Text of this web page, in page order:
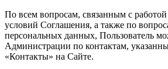
По всем вопросам, связанным с
условий Соглашения, а также по
персональных данных, Пользователь
Администрации по контактам,
«Контакты» на Сайте.